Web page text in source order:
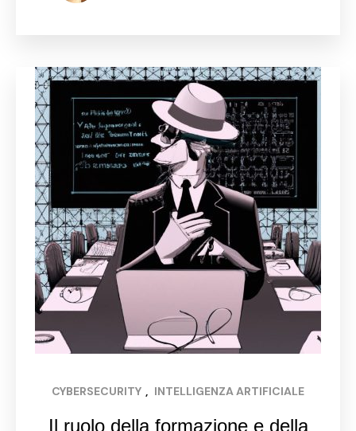
CYBERSECURITY , INTELLIGENZA ARTIFICIALE
Il ruolo della formazione e della